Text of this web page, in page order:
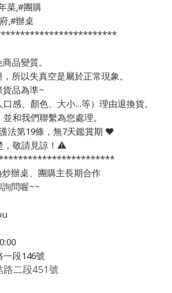
菜,#團購
,#辦桌
品變質。
所以失真空是屬於正常現象。
品為準~
感、顏色、大小...等）理由退換貨。
和我們聯繫為您處理。
法第19條，無7天鑑賞期 ❤️
，敬請見諒！⚠️
辦桌、團購主長期合作
問喔~~
一段146號
路二段451號